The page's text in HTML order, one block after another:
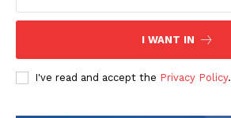
I WANT IN
I've read and accept the Privacy Policy.